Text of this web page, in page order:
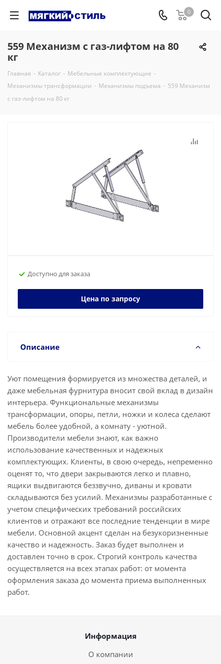
0
559 Механизм с газ-лифтом на 80
кг
Главная - Каталог - Мебельные комплектующие -
Механизмы трансформации - Механизмы подъема - 559 Механизм
с газ-лифтом на 80 кг
Доступно для заказа
Цена по запросу
Описание
Уют помещения формируется из множества деталей, и
даже мебельная фурнитура вносит свой вклад в дизайн
интерьера. Функциональные механизмы
трансформации, опоры, петли, ножки и колеса сделают
мебель более удобной, а комнату - уютной.
Производители мебели знают, как важно
использование качественных и надежных
комплектующих. Клиенты, в свою очередь, непременно
оценят то, что двери закрываются легко и плавно,
ящики выдвигаются беззвучно, диваны и кровати
складываются без усилий. Механизмы разработанные с
учетом специфических требований российских
клиентов и отражают все последние тенденции в мире
мебели. Основной акцент сделан на безукоризненные
качество и надежность. Заказ будет выполнен и
доставлен точно в срок. Строгий контроль качества
осуществляется на всех этапах работ: от момента
оформления заказа до момента приема выполненных
работ.
Информация
О компании